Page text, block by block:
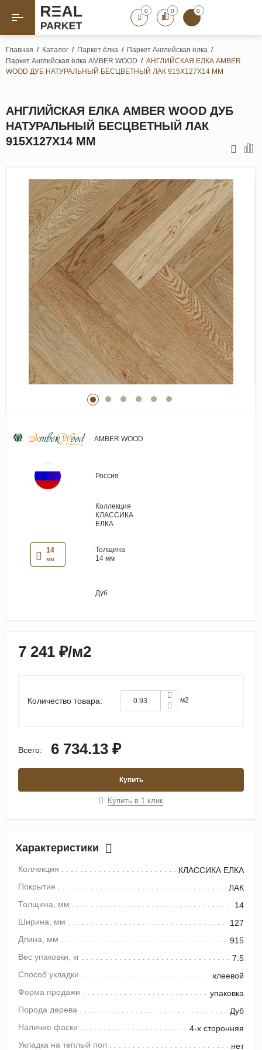
Назад
Паркет «Елка»
Назад
Французская елка
Штучный паркет
Художественный паркет
Массивная доска
Паркетная доска
Полы для ванных комнат
Террасная доска
Пробковые покрытия
Ламинат
Виниловые покрытия
Стеновые панели
Лепнина
Клеевая продукция
Паркетные лаки и масла
Плинтус
Сопутствующие материалы
0 0 0
Главная / Каталог / Паркет ёлка / Паркет Английская ёлка /
Паркет Английская ёлка AMBER WOOD / АНГЛИЙСКАЯ ЕЛКА AMBER
WOOD ДУБ НАТУРАЛЬНЫЙ БЕСЦВЕТНЫЙ ЛАК 915Х127Х14 ММ
АНГЛИЙСКАЯ ЕЛКА AMBER WOOD ДУБ
НАТУРАЛЬНЫЙ БЕСЦВЕТНЫЙ ЛАК
915Х127Х14 ММ
AMBER WOOD
Россия
Коллекция
КЛАССИКА
ЕЛКА
14
мм
Толщина
14 мм
Дуб
7 241 ₽/м2
Количество товара: м2
Всего: 6 734.13 ₽
Купить
Купить в 1 клик
Характеристики
Коллекция
КЛАССИКА ЕЛКА
Покрытие
ЛАК
Толщина, мм
14
Ширина, мм
127
Длина, мм
915
Вес упаковки, кг
7.5
Способ укладки
клеевой
Форма продажи
упаковка
Порода дерева
Дуб
Наличие фаски
4-х сторонняя
Укладка на теплый пол
нет